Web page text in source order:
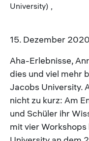
University) ,
15. Dezember 2020
Aha-Erlebnisse,
dies und viel mehr
Jacobs University.
nicht zu kurz: Am
und Schüler ihr
mit vier